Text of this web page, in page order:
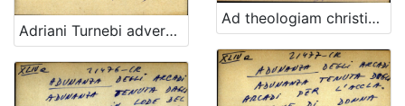
Adriani Turnebi adversaria...
Ad theologiam christianam. Dogmatico moralem apparatus, auctore Daniele Concina...